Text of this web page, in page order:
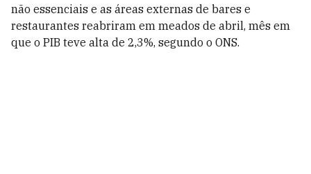
não essenciais e as áreas externas de bares e
restaurantes reabriram em meados de abril, mês em
que o PIB teve alta de 2,3%, segundo o ONS.